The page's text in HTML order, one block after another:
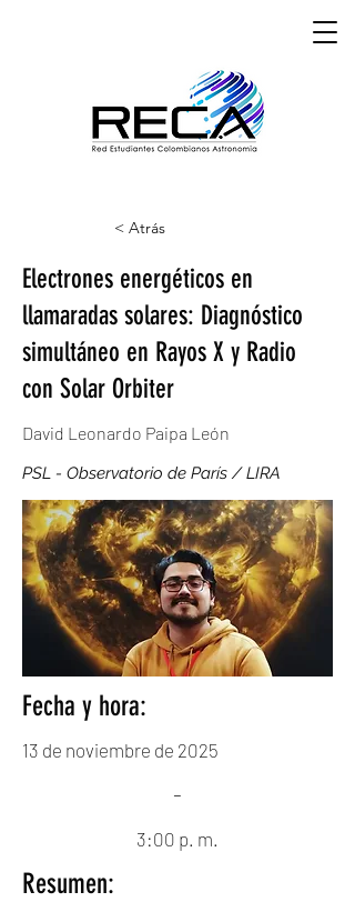
< Atrás
Electrones energéticos en
llamaradas solares: Diagnóstico
simultáneo en Rayos X y Radio
con Solar Orbiter
David Leonardo Paipa León
PSL - Observatorio de París / LIRA
Fecha y hora:
13 de noviembre de 2025
-
3:00 p. m.
Resumen: